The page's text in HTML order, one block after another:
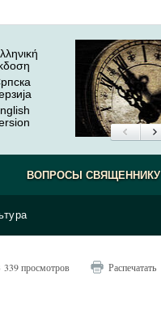
ВОПРОСЫ СВЯЩЕННИКУ
339 просмотров Распечатать